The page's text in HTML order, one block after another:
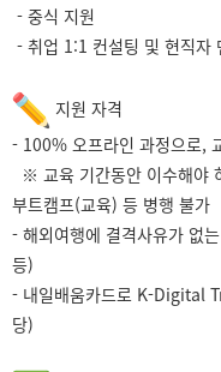
- 중식 지원
- 취업 1:1 컨설팅 및 현직자
지원 자격
- 100% 오프라인 과정으로,
※ 교육 기간동안 이수해야
부트캠프(교육) 등 병행 불가
- 해외여행에 결격사유가 없
등)
- 내일배움카드로 K-Digital
당)